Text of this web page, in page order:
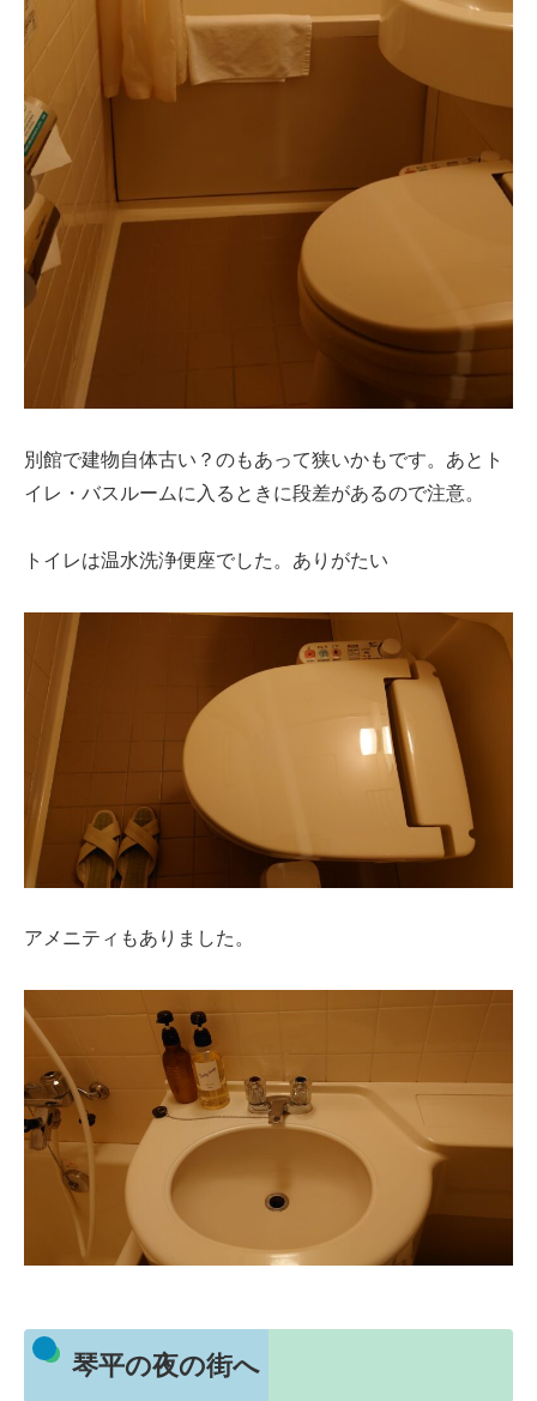
別館で建物自体古い？のもあって狭いかもです。あとト
イレ・バスルームに入るときに段差があるので注意。
トイレは温水洗浄便座でした。ありがたい
アメニティもありました。
琴平の夜の街へ